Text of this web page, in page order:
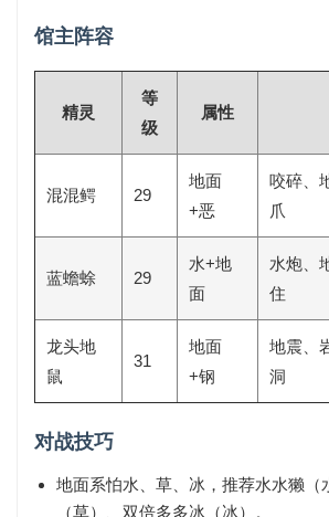
馆主阵容
精灵
等
级
属性
混混鳄 29
地面
+恶
咬碎、
爪
蓝蟾蜍 29
水+地
面
水炮、
住
龙头地
鼠
31
地面
+钢
地震、
洞
对战技巧
地面系怕水、草、冰 ，推荐水水獭
（草）、双倍多多冰（冰）。